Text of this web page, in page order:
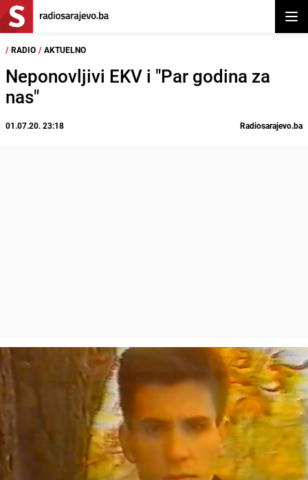
/ RADIO / AKTUELNO
Neponovljivi EKV i "Par godina za
nas"
01.07.20. 23:18 Radiosarajevo.ba